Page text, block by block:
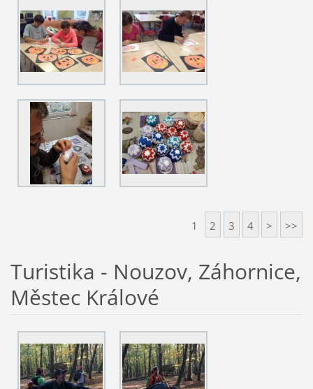
1 2 3 4 > >>
Turistika - Nouzov, Záhornice,
Městec Králové